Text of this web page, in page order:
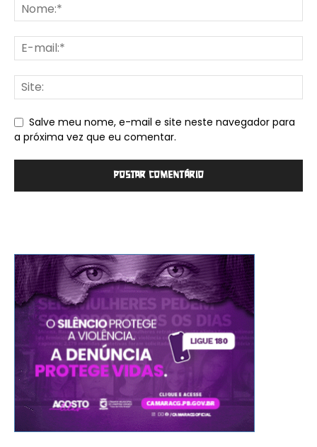
Salve meu nome, e-mail e site neste navegador para
a próxima vez que eu comentar.